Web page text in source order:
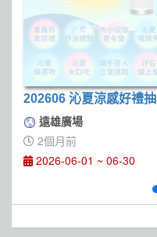
202606 沁夏涼感好禮抽
遠雄廣場
2個月前
2026-06-01 ~ 06-30